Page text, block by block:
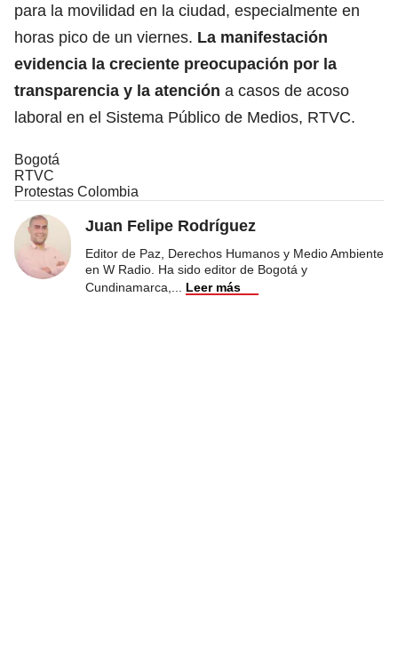
para la movilidad en la ciudad, especialmente en
horas pico de un viernes. La manifestación
evidencia la creciente preocupación por la
transparencia y la atención a casos de acoso
laboral en el Sistema Público de Medios, RTVC.
Bogotá
RTVC
Protestas Colombia
Juan Felipe Rodríguez
Editor de Paz, Derechos Humanos y Medio Ambiente
en W Radio. Ha sido editor de Bogotá y
Cundinamarca,
Leer más